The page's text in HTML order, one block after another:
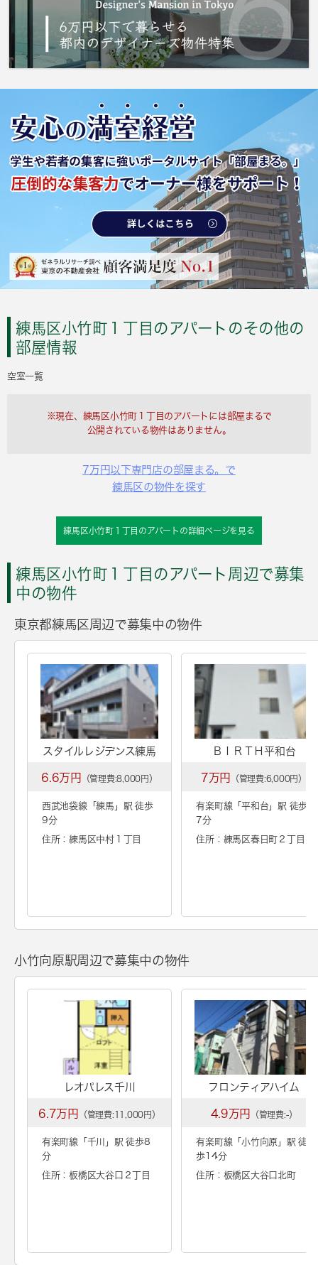
気軽にご連絡下さい。
練馬区小竹町１丁目のアパートのその他の
部屋情報
空室一覧
※現在、練馬区小竹町１丁目のアパートには部屋まるで
公開されている物件はありません。
7万円以下専門店の部屋まる。で
練馬区の物件を探す
練馬区小竹町１丁目のアパートの詳細ページを見る
練馬区小竹町１丁目のアパート周辺で募集
中の物件
東京都練馬区周辺で募集中の物件
スタイルレジデンス練馬
6.6万円 （管理費:8,000円）
西武池袋線「練馬 」駅 徒歩
9分
住所：練馬区中村１丁目
ＢＩＲＴＨ平和台
7万円 （管理費:6,000円）
有楽町線「平和台 」駅 徒歩
7分
住所：練馬区春日町２丁目
小竹向原駅周辺で募集中の物件
レオパレス千川
6.7万円 （管理費:11,000円）
有楽町線「 千川
」駅 徒歩8
分
住所：板橋区大谷口２丁目
フロンティアハイム
4.9万円 （管理費:-）
有楽町線「小竹向原 」駅 徒
歩14分
住所：板橋区大谷口北町